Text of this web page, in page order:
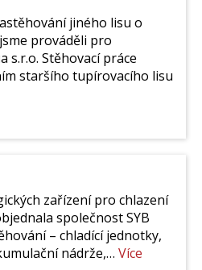
jiného lisu o
prováděli pro
s.r.o. Stěhovací práce
staršího tupírovacího lisu
zařízení pro chlazení
společnost SYB
– chladící jednotky,
nádrže,… Více